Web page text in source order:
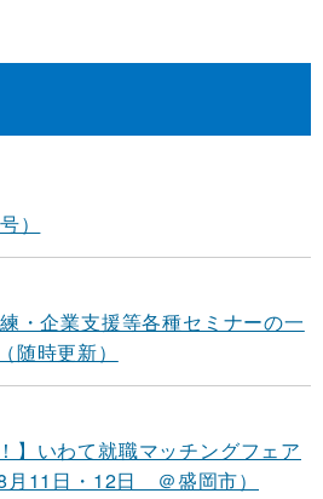
）
・企業支援等各種セミナーの一
随時更新）
】いわて就職マッチングフェア
11日・12日 ＠盛岡市）